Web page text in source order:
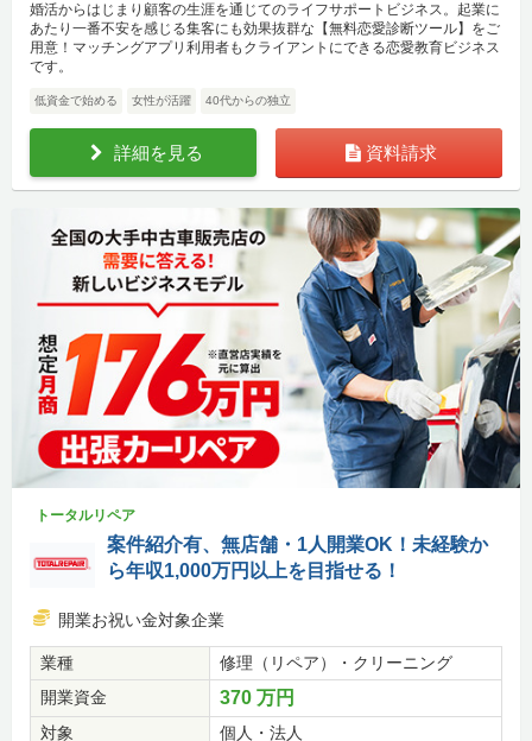
婚活からはじまり顧客の生涯を通じてのライフサポートビジネス。起業に
あたり一番不安を感じる集客にも効果抜群な【無料恋愛診断ツール】をご
用意！マッチングアプリ利用者もクライアントにできる恋愛教育ビジネス
です。
低資金で始める 女性が活躍 40代からの独立
詳細を見る 資料請求
トータルリペア
案件紹介有、無店舗・1人開業OK！未経験か
ら年収1,000万円以上を目指せる！
開業お祝い金対象企業
業種
修理（リペア）・クリーニング
開業資金
370 万円
対象 個人・法人